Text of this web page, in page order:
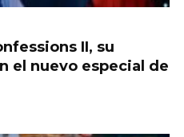
II, su
el nuevo especial de